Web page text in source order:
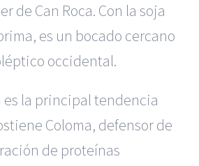
de Can Roca. Con la soja
es un bocado cercano
occidental.
es la principal tendencia
Coloma, defensor de
de proteínas